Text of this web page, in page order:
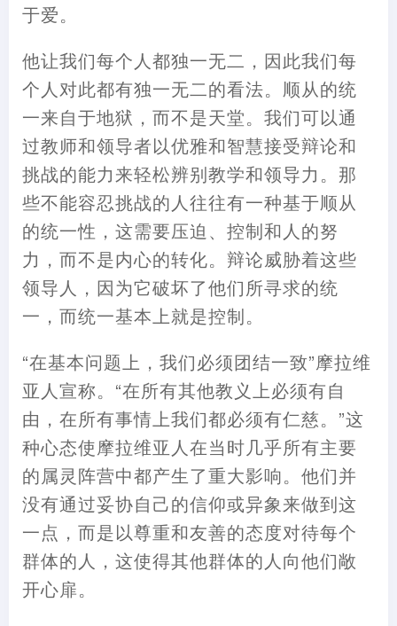
于爱。
他让我们每个人都独一无二，因此我们每
个人对此都有独一无二的看法。顺从的统
一来自于地狱，而不是天堂。我们可以通
过教师和领导者以优雅和智慧接受辩论和
挑战的能力来轻松辨别教学和领导力。那
些不能容忍挑战的人往往有一种基于顺从
的统一性，这需要压迫、控制和人的努
力，而不是内心的转化。辩论威胁着这些
领导人，因为它破坏了他们所寻求的统
一，而统一基本上就是控制。
“在基本问题上，我们必须团结一致”摩拉维
亚人宣称。“在所有其他教义上必须有自
由，在所有事情上我们都必须有仁慈。”这
种心态使摩拉维亚人在当时几乎所有主要
的属灵阵营中都产生了重大影响。他们并
没有通过妥协自己的信仰或异象来做到这
一点，而是以尊重和友善的态度对待每个
群体的人，这使得其他群体的人向他们敞
开心扉。